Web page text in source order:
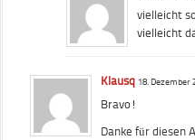
vielleicht
vielleicht
Klausq 18. Dezember
Bravo!
Danke für diesen